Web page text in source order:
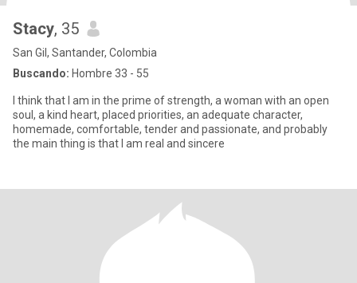
Stacy, 35
San Gil, Santander, Colombia
Buscando: Hombre 33 - 55
I think that I am in the prime of strength, a woman with an open
soul, a kind heart, placed priorities, an adequate character,
homemade, comfortable, tender and passionate, and probably
the main thing is that I am real and sincere